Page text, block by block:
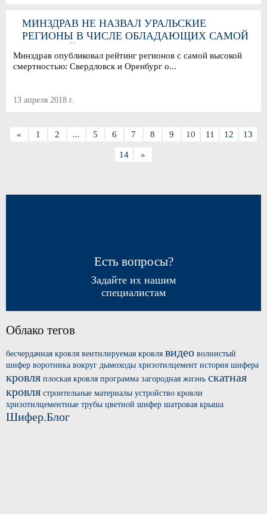
МИНЗДРАВ НЕ НАЗВАЛ УРАЛЬСКИЕ
РЕГИОНЫ В ЧИСЛЕ ОБЛАДАЮЩИХ САМОЙ
Минздрав опубликовал рейтинг регионов с самой высокой
смертностью: Свердловск и Оренбург о...
13 апреля 2018 г.
« 1 2 ... 5 6 7 8 9 10 11 12 13
14 »
Есть вопросы?
Задайте их нашим
специалистам
Облако тегов
бесчердачная кровля вентилируемая кровля видео волнистый
шифер воротника вокруг дымоходы хризотилцемент история шифера
кровля плоская кровля программа загородная жизнь скатная
кровля строительные материалы устройство кровли
хризотилцементные трубы цветной шифер шатровая крыша
Шифер.Блог